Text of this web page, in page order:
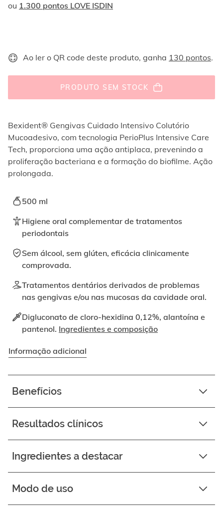
para
são
Os
vídeos
podem
reproduzidos
ativando
botão
correspondente.
ou 1.300 pontos LOVE ISDIN
Ao ler o QR code deste produto, ganha 130 pontos.
PRODUTO SEM STOCK
Bexident® Gengivas Cuidado Intensivo Colutório
Mucoadesivo, com tecnologia PerioPlus Intensive Care
Tech, proporciona uma ação antiplaca, prevenindo a
proliferação bacteriana e a formação do biofilme. Ação
prolongada.
500 ml
Higiene oral complementar de tratamentos
periodontais
Sem álcool, sem glúten, eficácia clinicamente
comprovada.
Tratamentos dentários derivados de problemas
nas gengivas e/ou nas mucosas da cavidade oral.
Digluconato de cloro-hexidina 0,12%, alantoína e
pantenol. Ingredientes e composição
Informação adicional
Benefícios
Resultados clínicos
Ingredientes a destacar
Modo de uso